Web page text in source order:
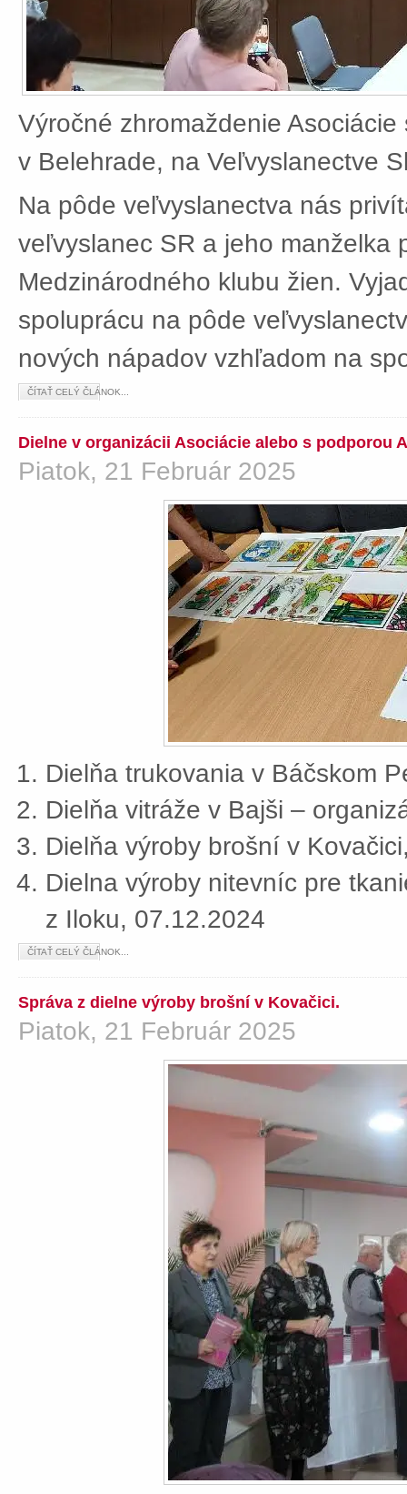
Výročné zhromaždenie
v Belehrade, na Veľvyslanectve
Na pôde veľvyslanectva nás
veľvyslanec SR a jeho manželka
Medzinárodného klubu žien.
spoluprácu na pôde
nových nápadov vzhľadom na
ČÍTAŤ CELÝ ČLÁNOK...
Dielne v organizácii Asociácie alebo s podporou
Piatok, 21 Február 2025
Dielňa trukovania v Báčskom
Dielňa vitráže v Bajši –
Dielňa výroby brošní v
Dielna výroby nitevníc pre
z Iloku, 07.12.2024
ČÍTAŤ CELÝ ČLÁNOK...
Správa z dielne výroby brošní v Kovačici.
Piatok, 21 Február 2025